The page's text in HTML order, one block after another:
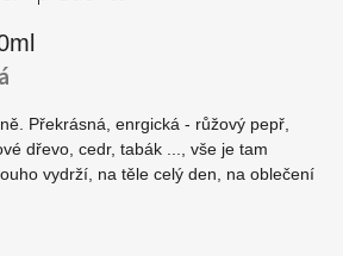
je 5 z 5 hvězdiček.
Překrásná, enrgická - růžový pepř,
dřevo, cedr, tabák ..., vše je tam
vydrží, na těle celý den, na oblečení